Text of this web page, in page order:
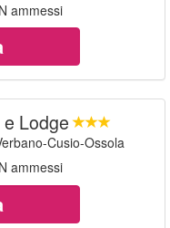
ammessi
e Lodge
Cusio-Ossola
ammessi